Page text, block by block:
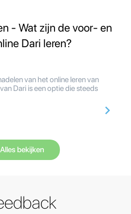
- Wat zijn de voor- en
Dari leren?
van het online leren van
Dari is een optie die steeds
Alles bekijken